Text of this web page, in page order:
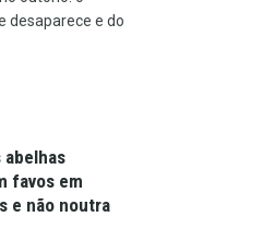
desaparece e do
abelhas
favos em
e não noutra